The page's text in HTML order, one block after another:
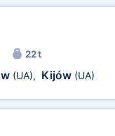
22 t
(UA), Kijów (UA)